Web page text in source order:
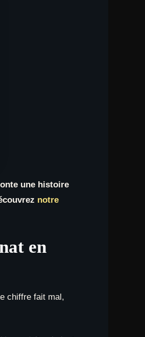
une histoire
notre
en
chiffre fait mal,